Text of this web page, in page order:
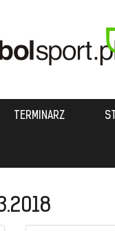
TERMINARZ